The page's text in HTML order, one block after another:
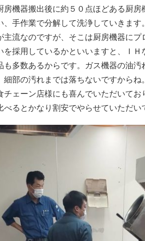
房機器搬出後に約５０点ほどある厨
、手作業で分解して洗浄していきま
主流なのですが、そこは厨房機器に
を採用しているかといいますと、Ｉ
も多数あるからです。ガス機器の油
細部の汚れまでは落ちないですから
チェーン店様にも喜んでいただいて
べるとかなり割安でやらせていただい